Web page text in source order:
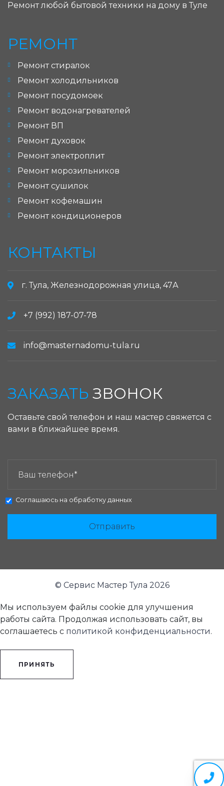
Ремонт любой бытовой техники на дому в Туле
РЕМОНТ
Ремонт стиралок
Ремонт холодильников
Ремонт посудомоек
Ремонт водонагревателей
Ремонт ВП
Ремонт духовок
Ремонт электроплит
Ремонт морозильников
Ремонт сушилок
Ремонт кофемашин
Ремонт кондиционеров
КОНТАКТЫ
г. Тула, Железнодорожная улица, 47А
+7 (992) 187-07-78
info@masternadomu-tula.ru
ЗАКАЗАТЬ ЗВОНОК
Оставьте свой телефон и наш мастер свяжется с
вами в ближайшее время.
Соглашаюсь на обработку данных
Отправить
© Сервис Мастер Тула 2026
Мы используем файлы cookie для улучшения
работы сайта. Продолжая использовать сайт, вы
соглашаетесь с политикой конфиденциальности.
ПРИНЯТЬ